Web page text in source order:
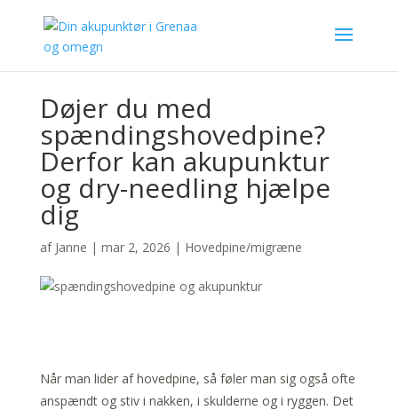
Døjer du med
spændingshovedpine?
Derfor kan akupunktur
og dry-needling hjælpe
dig
af Janne | mar 2, 2026 | Hovedpine/migræne
Når man lider af hovedpine, så føler man sig også ofte
anspændt og stiv i nakken, i skulderne og i ryggen. Det